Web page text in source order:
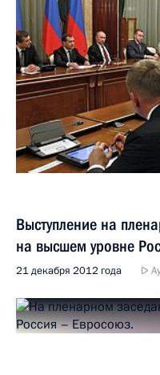
Выступление на
на высшем уровне
21 декабря 2012 года